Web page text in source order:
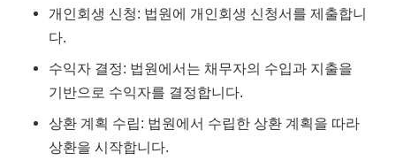
개인회생 신청: 법원에 개인회생 신청서를 제출합니
다.
수익자 결정: 법원에서는 채무자의 수입과 지출을
기반으로 수익자를 결정합니다.
상환 계획 수립: 법원에서 수립한 상환 계획을 따라
상환을 시작합니다.